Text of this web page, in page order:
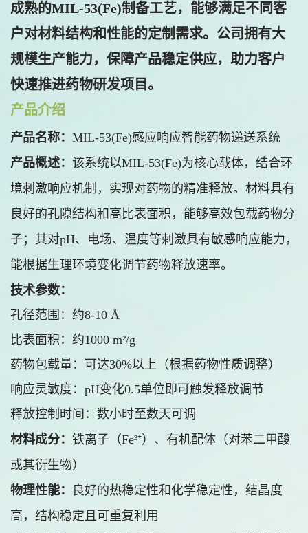
成熟的MIL-53(Fe)制备工艺，能够满足不同客
户对材料结构和性能的定制需求。公司拥有大
规模生产能力，保障产品稳定供应，助力客户
快速推进药物研发项目。
产品介绍
产品名称： MIL-53(Fe)感应响应智能药物递送系统
产品概述： 该系统以MIL-53(Fe)为核心载体，结合环
境刺激响应机制，实现对药物的精准释放。材料具有
良好的孔隙结构和高比表面积，能够高效包载药物分
子；其对pH、电场、温度等刺激具有敏感响应能力，
能根据生理环境变化调节药物释放速率。
技术参数：
孔径范围：约8-10 Å
比表面积：约1000 m²/g
药物包载量：可达30%以上（根据药物性质调整）
响应灵敏度：pH变化0.5单位即可触发释放调节
释放控制时间：数小时至数天可调
材料成分： 铁离子（Fe³⁺）、有机配体（对苯二甲酸
或其衍生物）
物理性能：
良好的热稳定性和化学稳定性，结晶度
高，结构稳定且可重复利用